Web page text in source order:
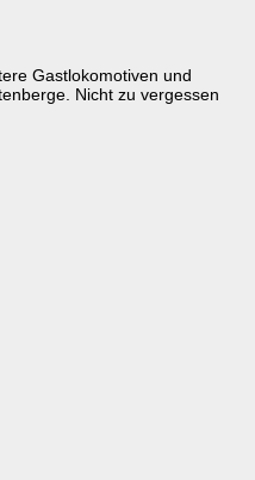
Gastlokomotiven und
Nicht zu vergessen